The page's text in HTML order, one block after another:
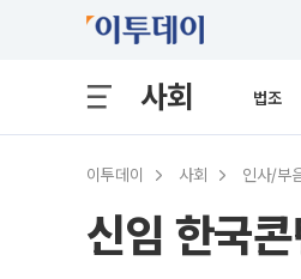
사회 법조
이투데이 사회 인사/부
신임 한국